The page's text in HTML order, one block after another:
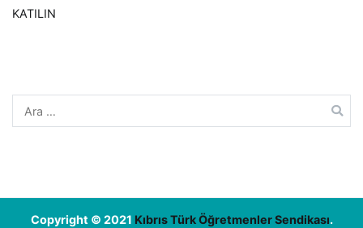
KATILIN
Arama:
Copyright © 2021 Kıbrıs Türk Öğretmenler Sendikası.